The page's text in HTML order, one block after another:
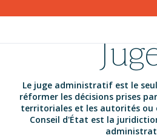
Le juge administratif est le
réformer les décisions prises
territoriales et les autorités ou
Conseil d'État est la